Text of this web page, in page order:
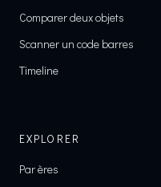
Comparer deux objets
Scanner un code barres
Timeline
EXPLORER
Par ères